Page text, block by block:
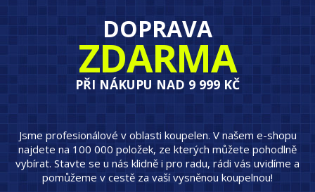
DOPRAVA
ZDARMA
PŘI NÁKUPU NAD 9 999 KČ
Jsme profesionálové v oblasti koupelen. V našem e-shopu
najdete na 100 000 položek, ze kterých můžete pohodlně
vybírat. Stavte se u nás klidně i pro radu, rádi vás uvidíme a
pomůžeme v cestě za vaší vysněnou koupelnou!